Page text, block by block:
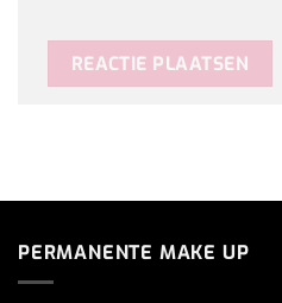
PERMANENTE MAKE UP